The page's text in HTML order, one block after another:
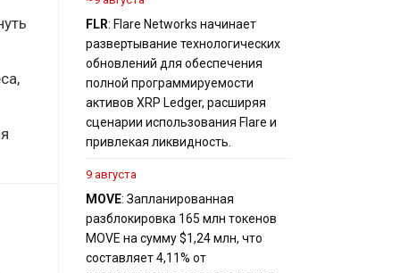
FLR: Flare Networks начинает
развертывание технологических
обновлений для обеспечения
полной программируемости
активов XRP Ledger, расширяя
сценарии использования Flare и
привлекая ликвидность.
9 августа
MOVE: Запланированная
разблокировка 165 млн токенов
MOVE на сумму $1,24 млн, что
составляет 4,11% от